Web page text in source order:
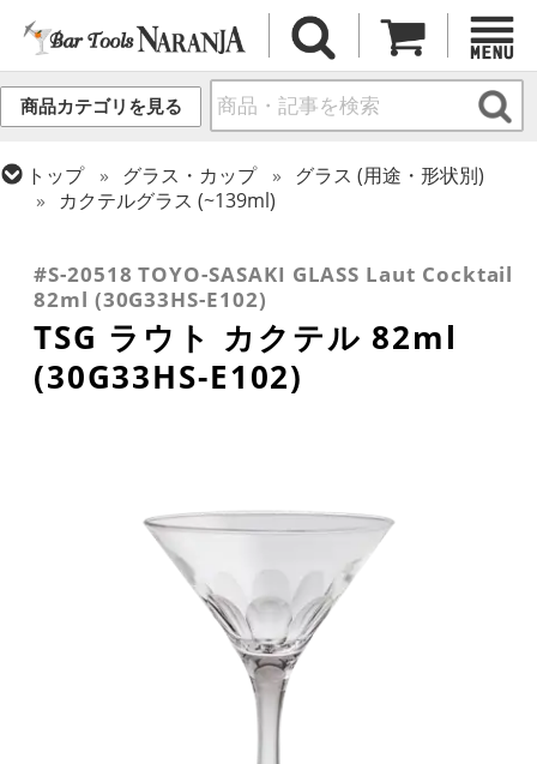
商品カテゴリを見る
トップ グラス・カップ
グラス (用途・形状別)
カクテルグラス (~139ml)
カクテルグラス (全サイズ)
#S-20518 TOYO-SASAKI GLASS Laut Cocktail
82ml (30G33HS-E102)
TSG ラウト カクテル 82ml
(30G33HS-E102)